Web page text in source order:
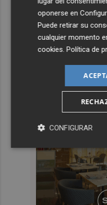
oponerse en
Puede retirar su
cualquier momento
cookies .Política de
CONFIGURAR